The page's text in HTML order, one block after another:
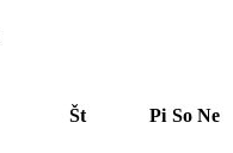
Št Pi So Ne